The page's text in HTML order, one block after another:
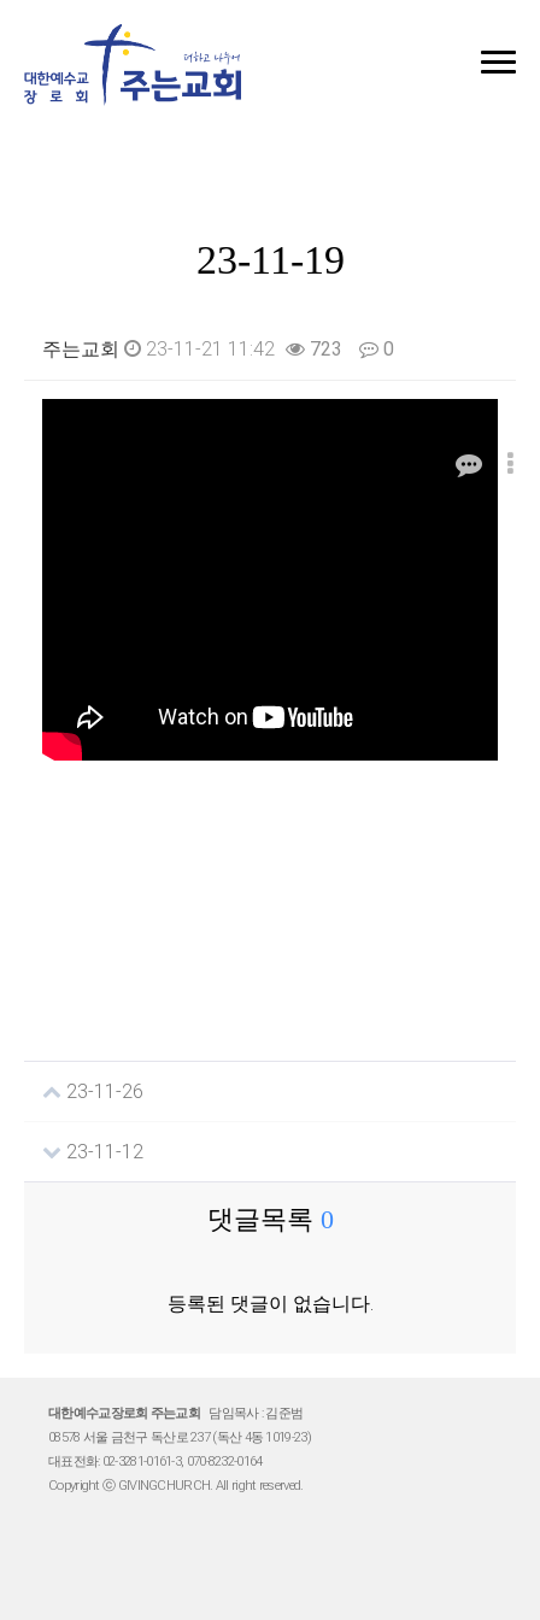
23-11-19
주는교회 23-11-21 11:42 723 0
23-11-26
23-11-12
댓글목록 0
등록된 댓글이 없습니다.
대한예수교장로회 주는교회
담임목사 : 김준범
08578 서울 금천구 독산로 237 (독산 4동 1019-23)
대표전화: 02-3281-0161-3, 070-8232-0164
Copyright ⓒ GIVINGCHURCH. All right reserved.